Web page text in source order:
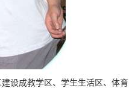
设成教学区、学生生活区、体育